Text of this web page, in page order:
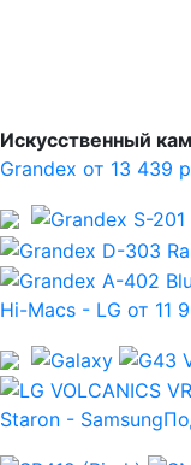
Искусственный
Grandex от 13 439
Hi-Macs - LG от 11
Staron - Samsung